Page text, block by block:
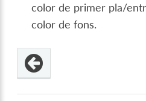
color de primer pla/
color de fons.